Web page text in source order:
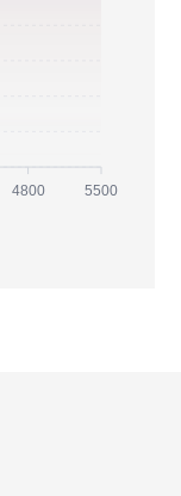
4800 5500